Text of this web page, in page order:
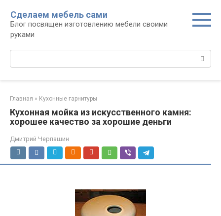
контенту
Сделаем мебель сами
Блог посвящен изготовлению мебели своими
руками
Главная » Кухонные гарнитуры
Кухонная мойка из искусственного камня:
хорошее качество за хорошие деньги
Дмитрий Черпашин